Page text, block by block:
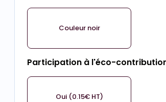
Couleur noir
Participation à l'éco-
Oui (0.15€ HT)